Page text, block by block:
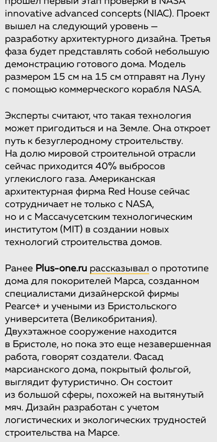
innovative advanced concepts (NIAC). Проект
вышел на следующий уровень —
разработку архитектурного дизайна. Третья
фаза будет представлять собой небольшую
демонстрацию готового дома. Модель
размером 15 см на 15 см отправят на Луну
с помощью коммерческого корабля NASA.
Эксперты считают, что такая технология
может пригодиться и на Земле. Она откроет
путь к безуглеродному строительству.
На долю мировой строительной отрасли
сейчас приходится 40% выбросов
углекислого газа. Американская
архитектурная фирма Red House сейчас
сотрудничает не только с NASA,
но и с Массачусетским технологическим
институтом (MIT) в создании новых
технологий строительства домов.
Ранее Рlus-one.ru рассказывал о прототипе
дома для покорителей Марса, созданном
специалистами дизайнерской фирмы
Pearce+ и учеными из Бристольского
университета (Великобритания).
Двухэтажное сооружение находится
в Бристоле, но пока это еще незавершенная
работа, говорят создатели. Фасад
марсианского дома, покрытый фольгой,
выглядит футуристично. Он состоит
из большой сферы, похожей на вытянутый
мяч. Дизайн разработан с учетом
логистических и экологических трудностей
строительства на Марсе.